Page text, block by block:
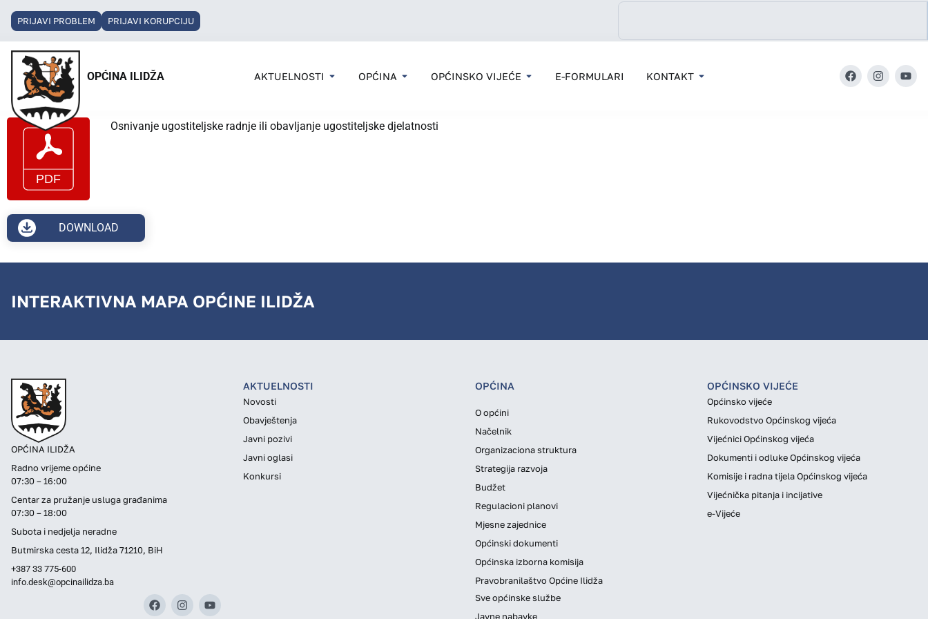
PRIJAVI PROBLEM PRIJAVI KORUPCIJU
OPĆINA ILIDŽA AKTUELNOSTI OPĆINA OPĆINSKO VIJEĆE E-FORMULARI KONTAKT
Osnivanje ugostiteljske radnje ili obavljanje ugostiteljske djelatnosti
DOWNLOAD
INTERAKTIVNA MAPA OPĆINE ILIDŽA
OPĆINA ILIDŽA
Radno vrijeme općine
07:30 – 16:00
Centar za pružanje usluga građanima
07:30 – 18:00
Subota i nedjelja neradne
Butmirska cesta 12, Ilidža 71210, BiH
+387 33 775-600
info.desk@opcinailidza.ba
AKTUELNOSTI
Novosti
Obavještenja
Javni pozivi
Javni oglasi
Konkursi
OPĆINA
O općini
Načelnik
Organizaciona struktura
Strategija razvoja
Budžet
Regulacioni planovi
Mjesne zajednice
Općinski dokumenti
Općinska izborna komisija
Pravobranilaštvo Općine Ilidža
Sve općinske službe
Javne nabavke
OPĆINSKO VIJEĆE
Općinsko vijeće
Rukovodstvo Općinskog vijeća
Vijećnici Općinskog vijeća
Dokumenti i odluke Općinskog vijeća
Komisije i radna tijela Općinskog vijeća
Vijećnička pitanja i incijative
e-Vijeće